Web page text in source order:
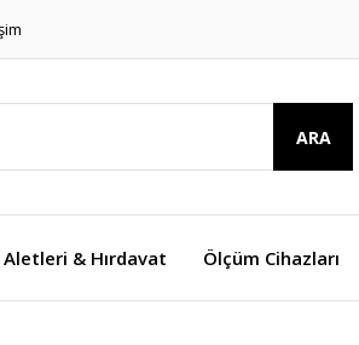
ARA
Aletleri & Hırdavat Ölçüm Cihazları